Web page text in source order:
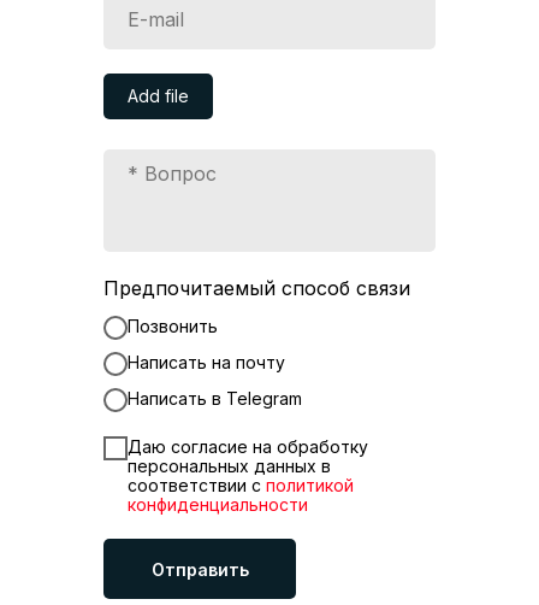
Add file
Предпочитаемый способ связи
Позвонить
Написать на почту
Написать в Telegram
Даю согласие на обработку
персональных данных в
соответствии с политикой
конфиденциальности
Отправить